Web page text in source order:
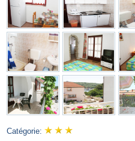
Catégorie: